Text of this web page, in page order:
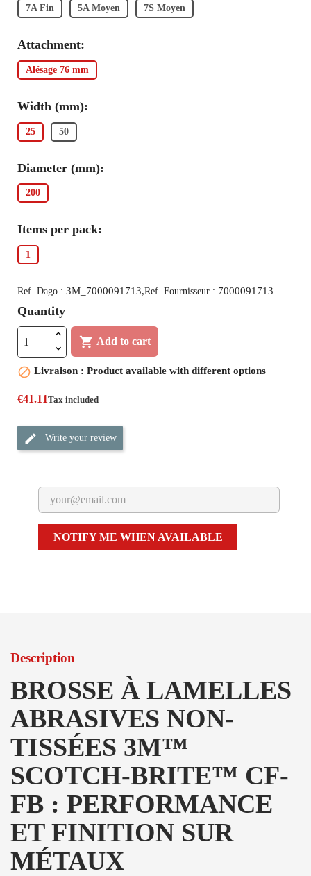
7A Fin 5A Moyen 7S Moyen
Attachment:
Alésage 76 mm
Width (mm):
25 50
Diameter (mm):
200
Items per pack:
1
Ref. Dago : 3M_7000091713,Ref. Fournisseur : 7000091713
Quantity
 Add to cart
 Livraison : Product available with different options
€41.11Tax included
Write your review
NOTIFY ME WHEN AVAILABLE
Description
BROSSE À LAMELLES
ABRASIVES NON-
TISSÉES 3M™
SCOTCH-BRITE™ CF-
FB : PERFORMANCE
ET FINITION SUR
MÉTAUX